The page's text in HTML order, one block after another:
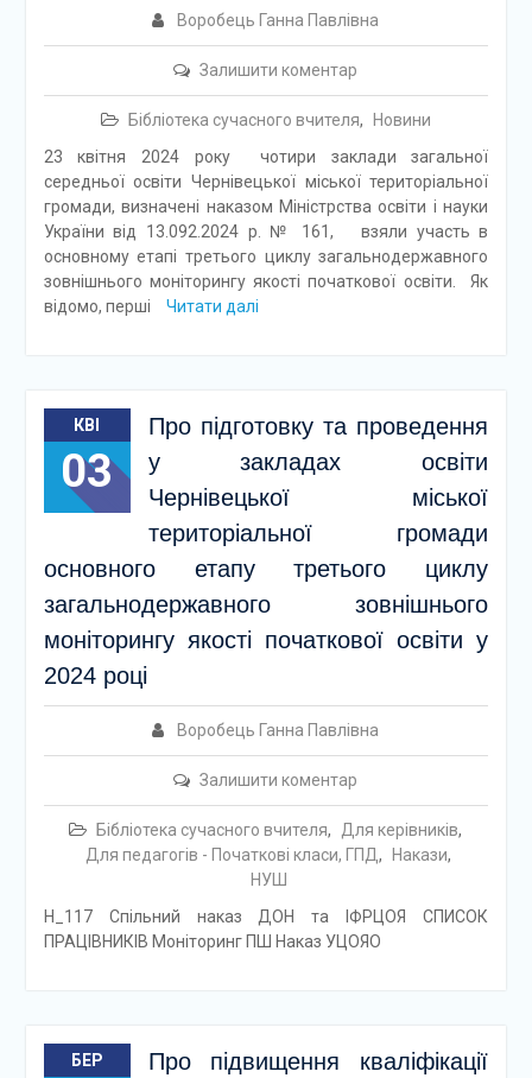
Воробець Ганна Павлівна
Залишити коментар
Бібліотека сучасного вчителя, Новини
23 квітня 2024 року чотири заклади загальної
середньої освіти Чернівецької міської територіальної
громади, визначені наказом Міністрства освіти і науки
України від 13.092.2024 р. № 161, взяли участь в
основному етапі третього циклу загальнодержавного
зовнішнього моніторингу якості початкової освіти. Як
відомо, перші
Читати далі
КВІ
03
Про підготовку та проведення
у закладах освіти
Чернівецької міської
територіальної громади
основного етапу третього циклу
загальнодержавного зовнішнього
моніторингу якості початкової освіти у
2024 році
Воробець Ганна Павлівна
Залишити коментар
Бібліотека сучасного вчителя, Для керівників,
Для педагогів - Початкові класи, ГПД, Накази,
НУШ
Н_117 Спільний наказ ДОН та ІФРЦОЯ СПИСОК
ПРАЦІВНИКІВ Моніторинг ПШ Наказ УЦОЯО
БЕР
Про підвищення кваліфікації